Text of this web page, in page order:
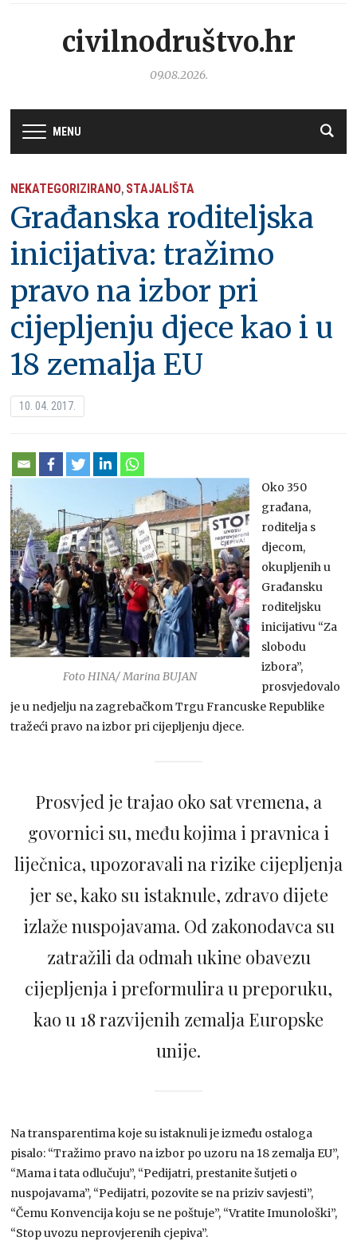
civilnodruštvo.hr
09.08.2026.
MENU
NEKATEGORIZIRANO, STAJALIŠTA
Građanska roditeljska
inicijativa: tražimo
pravo na izbor pri
cijepljenju djece kao i u
18 zemalja EU
10. 04. 2017.
Foto HINA/ Marina BUJAN
Oko 350
građana,
roditelja s
djecom,
okupljenih u
Građansku
roditeljsku
inicijativu “Za
slobodu
izbora”,
prosvjedovalo
je u nedjelju na zagrebačkom Trgu Francuske Republike
tražeći pravo na izbor pri cijepljenju djece.
Prosvjed je trajao oko sat vremena, a
govornici su, među kojima i pravnica i
liječnica, upozoravali na rizike cijepljenja
jer se, kako su istaknule, zdravo dijete
izlaže nuspojavama. Od zakonodavca su
zatražili da odmah ukine obavezu
cijepljenja i preformulira u preporuku,
kao u 18 razvijenih zemalja Europske
unije.
Na transparentima koje su istaknuli je između ostaloga
pisalo: “Tražimo pravo na izbor po uzoru na 18 zemalja EU”,
“Mama i tata odlučuju”, “Pedijatri, prestanite šutjeti o
nuspojavama”, “Pedijatri, pozovite se na priziv savjesti”,
“Čemu Konvencija koju se ne poštuje”, “Vratite Imunološki”,
“Stop uvozu neprovjerenih cjepiva”.